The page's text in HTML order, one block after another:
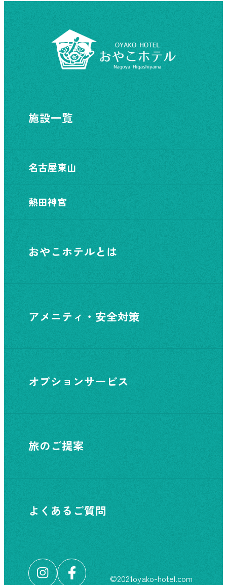
施設一覧
名古屋東山
熱田神宮
おやこホテルとは
アメニティ・安全対策
オプションサービス
旅のご提案
よくあるご質問
©︎2021oyako-hotel.com